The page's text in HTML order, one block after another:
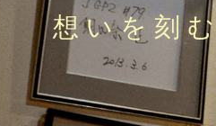
想いを刻む